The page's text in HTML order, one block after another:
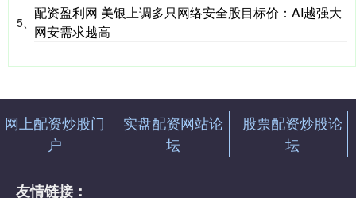
5、
配资盈利网 美银上调多只网络安全股目标价：AI越强大
网安需求越高
网上配资炒股门
户
实盘配资网站论
坛
股票配资炒股论
坛
友情链接：